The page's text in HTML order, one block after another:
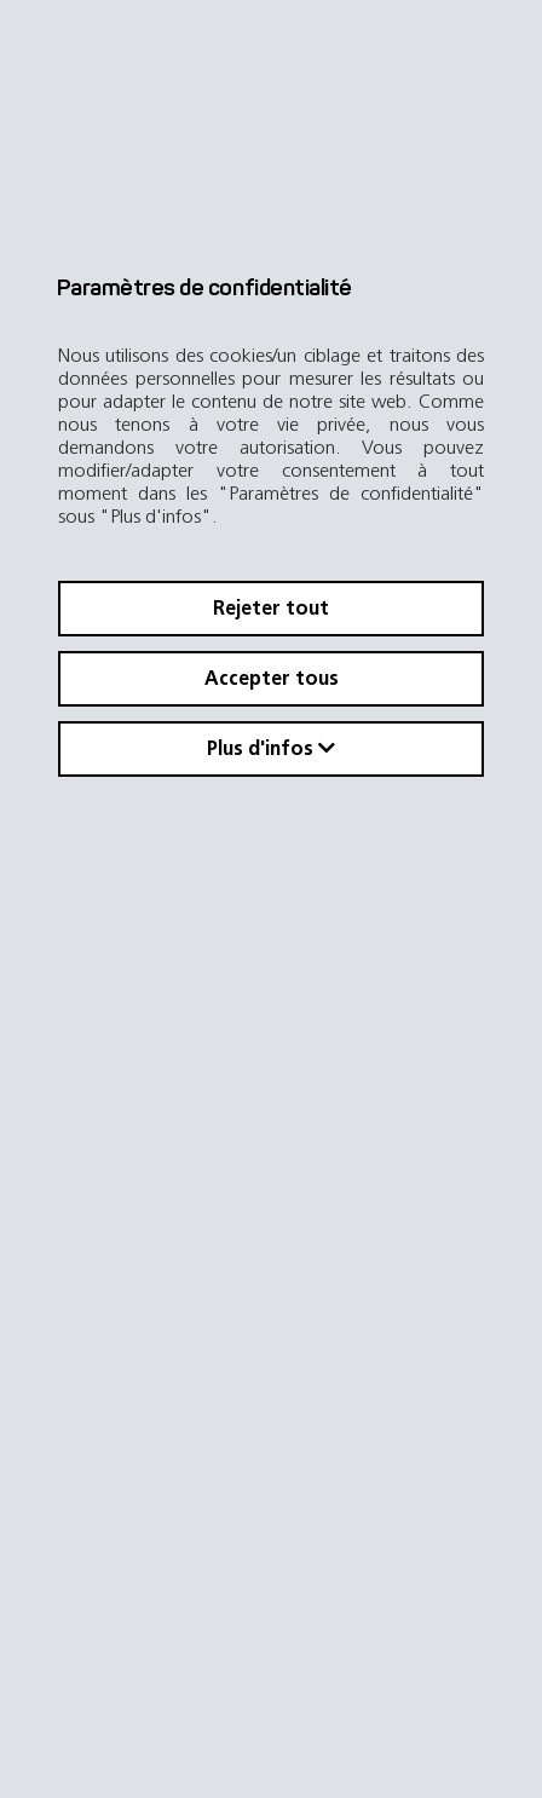
Paramètres de confidentialité
Nous utilisons des cookies/un ciblage et traitons des
données personnelles pour mesurer les résultats ou
pour adapter le contenu de notre site web. Comme
nous tenons à votre vie privée, nous vous
demandons votre autorisation. Vous pouvez
modifier/adapter votre consentement à tout
moment dans les "Paramètres de confidentialité"
sous "Plus d'infos".
Rejeter tout
Accepter tous
Plus d'infos